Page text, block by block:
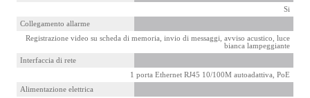
Si
Collegamento allarme
Registrazione video su scheda di memoria, invio di messaggi, avviso acustico, luce
bianca lampeggiante
Interfaccia di rete
1 porta Ethernet RJ45 10/100M autoadattiva, PoE
Alimentazione elettrica